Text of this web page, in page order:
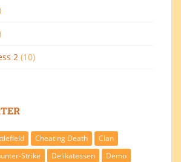
2 (10)
Cheating Death
Clan
Strike Delikatessen
Demo